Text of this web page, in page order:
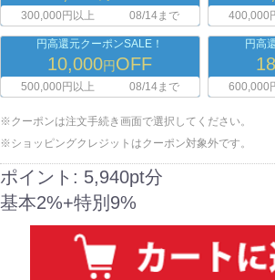
300,000円以上 08/14まで 400,000
円高還元クーポンSALE！
10,000円OFF
500,000円以上 08/14まで
円高
600,000
※クーポンは注文手続き画面で選択してください。
※ショッピングクレジットはクーポン対象外です。
ポイント: 5,940pt分
基本2%+特別9%